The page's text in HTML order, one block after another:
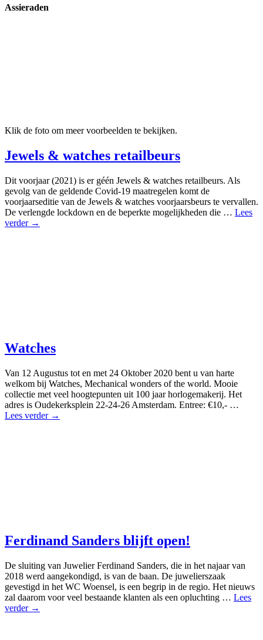
Assieraden
Klik de foto om meer voorbeelden te bekijken.
Jewels & watches retailbeurs
Dit voorjaar (2021) is er géén Jewels & watches retailbeurs. Als
gevolg van de geldende Covid-19 maatregelen komt de
voorjaarseditie van de Jewels & watches voorjaarsbeurs te vervallen.
De verlengde lockdown en de beperkte mogelijkheden die … Lees
verder →
Watches
Van 12 Augustus tot en met 24 Oktober 2020 bent u van harte
welkom bij Watches, Mechanical wonders of the world. Mooie
collectie met veel hoogtepunten uit 100 jaar horlogemakerij. Het
adres is Oudekerksplein 22-24-26 Amsterdam. Entree: €10,- …
Lees verder →
Ferdinand Sanders blijft open!
De sluiting van Juwelier Ferdinand Sanders, die in het najaar van
2018 werd aangekondigd, is van de baan. De juwelierszaak
gevestigd in het WC Woensel, is een begrip in de regio. Het nieuws
zal daarom voor veel bestaande klanten als een opluchting … Lees
verder →